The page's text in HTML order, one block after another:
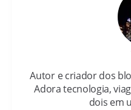
Autor e criador dos
Adora tecnologia,
dois em